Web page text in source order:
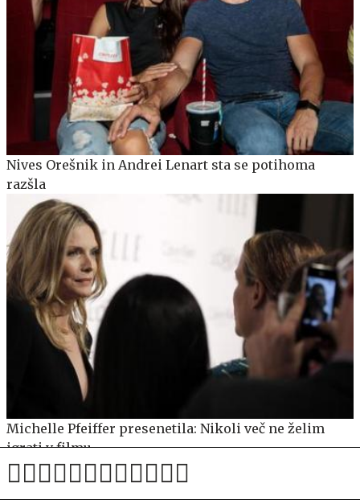
Nives Orešnik in Andrei Lenart sta se potihoma
razšla
Michelle Pfeiffer presenetila: Nikoli več ne želim
igrati v filmu